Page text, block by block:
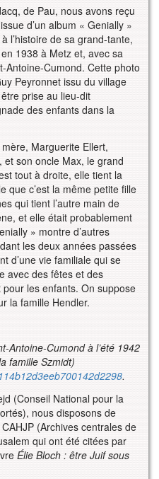
de Pau, nous avons reçu
d’un album « Genially »
l’histoire de sa grand-tante,
1938 à Metz et, avec sa
Antoine-Cumond. Cette photo
Peyronnet issu du village
prise au lieu-dit
des enfants dans la
Marguerite Ellert,
son oncle Max, le grand
tout à droite, elle tient la
que c’est la même petite fille
qui tient l’autre main de
et elle était probablement
» montre d’autres
les deux années passées
d’une vie familiale qui se
avec des fêtes et des
les enfants. On suppose
la famille Hendler.
Antoine-Cumond à l’été 1942
famille Szmidt)
.
(Conseil National pour la
nous disposons de
(Archives centrales de
qui ont été citées par
Élie Bloch : être Juif sous